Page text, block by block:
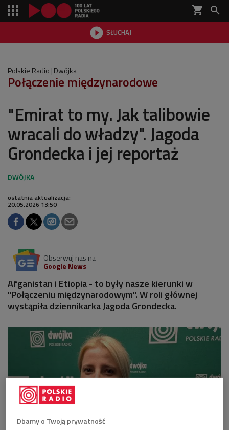
shopping_cart 
 SŁUCHAJ

Polskie Radio Dwójka
Połączenie międzynarodowe
"Emirat to my. Jak talibowie
wracali do władzy". Jagoda
Grondecka i jej reportaż
ostatnia aktualizacja:
20.05.2026 13:50
Obserwuj nas na
Google News
Afganistan i Etiopia - to były nasze kierunki w
"Połączeniu międzynarodowym". W roli głównej
wystąpiła dziennikarka Jagoda Grondecka.
Dbamy o Twoją prywatność